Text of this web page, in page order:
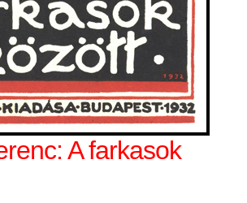
A farkasok